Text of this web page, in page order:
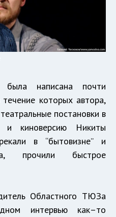
была написана почти
которых автора,
постановки в
и киноверсию Никиты
в “бытовизне” и
прочили быстрое
Областного ТЮЗа
интервью как–то